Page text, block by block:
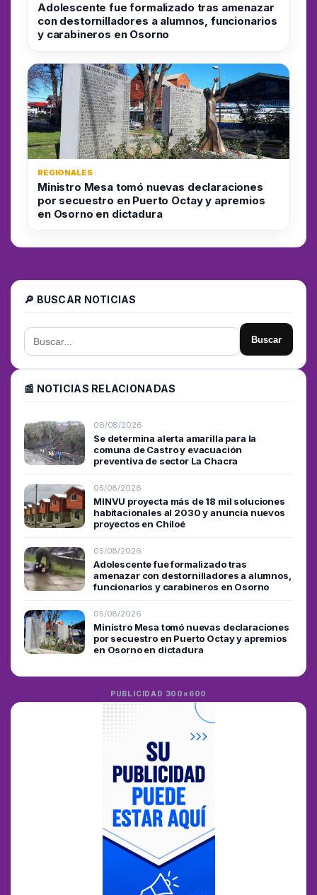
Adolescente fue formalizado tras amenazar
con destornilladores a alumnos, funcionarios
y carabineros en Osorno
REGIONALES
Ministro Mesa tomó nuevas declaraciones
por secuestro en Puerto Octay y apremios
en Osorno en dictadura
🔎 BUSCAR NOTICIAS
Buscar
📰 NOTICIAS RELACIONADAS
06/08/2026
Se determina alerta amarilla para la
comuna de Castro y evacuación
preventiva de sector La Chacra
05/08/2026
MINVU proyecta más de 18 mil soluciones
habitacionales al 2030 y anuncia nuevos
proyectos en Chiloé
05/08/2026
Adolescente fue formalizado tras
amenazar con destornilladores a alumnos,
funcionarios y carabineros en Osorno
05/08/2026
Ministro Mesa tomó nuevas declaraciones
por secuestro en Puerto Octay y apremios
en Osorno en dictadura
PUBLICIDAD 300×600